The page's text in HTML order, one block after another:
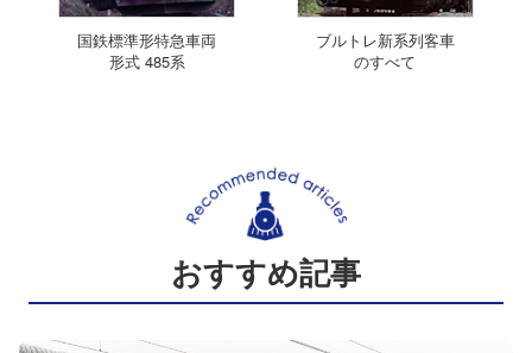
国鉄標準形特急車両
形式 485系
ブルトレ新系列客車
のすべて
おすすめ記事